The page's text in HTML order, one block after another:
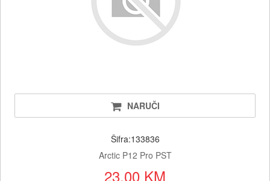
NARUČI
Šifra:133836
Arctic P12 Pro PST
23.00 KM